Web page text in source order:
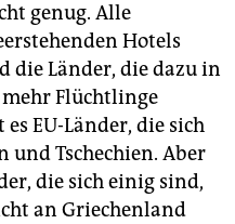
genug. Alle
Hotels
die Länder, die dazu in
Flüchtlinge
EU-Länder, die sich
und Tschechien. Aber
die sich einig sind,
an Griechenland